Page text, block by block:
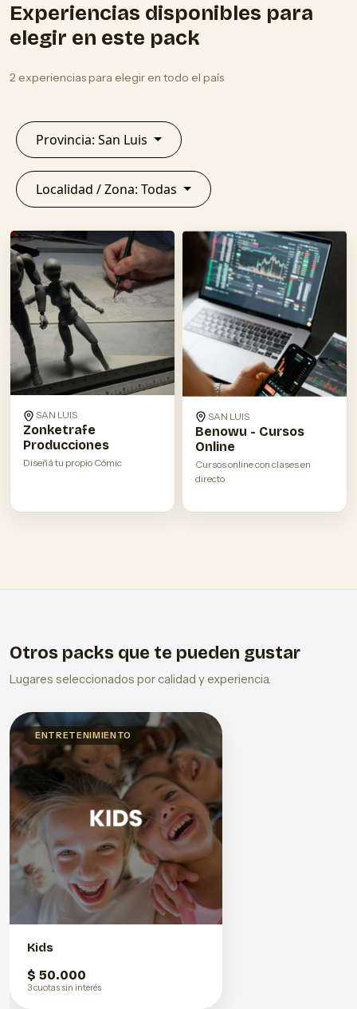
Experiencias disponibles para
elegir en este pack
2 experiencias para elegir en todo el país
Provincia: San Luis
Localidad / Zona: Todas
SAN LUIS
Zonketrafe
Producciones
Diseñá tu propio Cómic
SAN LUIS
Benowu - Cursos
Online
Cursos online con clases en
directo
Otros packs que te pueden gustar
Lugares seleccionados por calidad y experiencia.
ENTRETENIMIENTO
Kids
$ 50.000
3 cuotas sin interés